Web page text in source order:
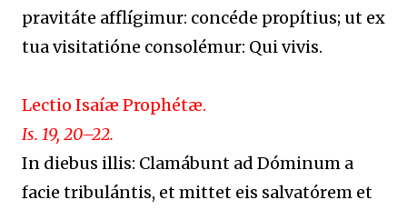
pravitáte afflígimur: concéde propítius; ut ex
tua visitatióne consolémur: Qui vivis.
Lectio Isaíæ Prophétæ.
Is. 19, 20–22.
In diebus illis: Clamábunt ad Dóminum a
facie tribulántis, et mittet eis salvatórem et